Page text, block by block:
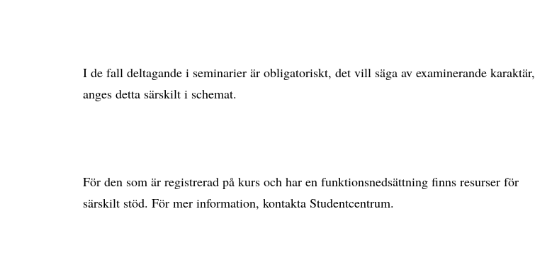
I de fall deltagande i seminarier är obligatoriskt, det vill säga av examinerande karaktär,
anges detta särskilt i schemat.
För den som är registrerad på kurs och har en funktionsnedsättning finns resurser för
särskilt stöd. För mer information, kontakta Studentcentrum.